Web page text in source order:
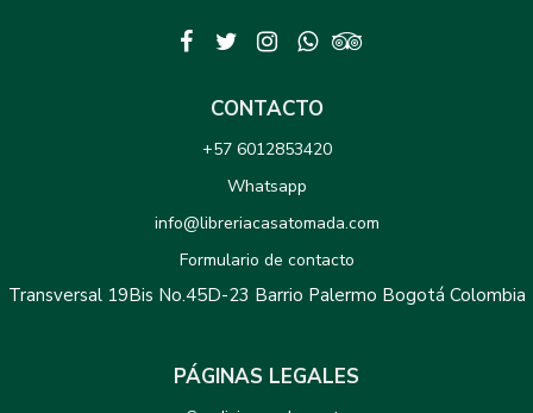
CONTACTO
+57 6012853420
Whatsapp
info@libreriacasatomada.com
Formulario de contacto
Transversal 19Bis No.45D-23 Barrio Palermo Bogotá Colombia
PÁGINAS LEGALES